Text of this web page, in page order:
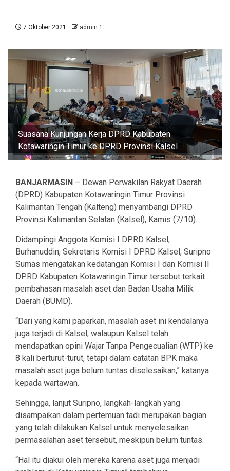
7 Oktober 2021 admin 1
Suasana Kunjungan Kerja DPRD Kabupaten
Kotawaringin Timur ke DPRD Provinsi Kalsel
BANJARMASIN – Dewan Perwakilan Rakyat Daerah
(DPRD) Kabupaten Kotawaringin Timur Provinsi
Kalimantan Tengah (Kalteng) menyambangi DPRD
Provinsi Kalimantan Selatan (Kalsel), Kamis (7/10).
Didampingi Anggota Komisi I DPRD Kalsel,
Burhanuddin, Sekretaris Komisi I DPRD Kalsel, Suripno
Sumas mengatakan kedatangan Komisi I dan Komisi II
DPRD Kabupaten Kotawaringin Timur tersebut terkait
pembahasan masalah aset dan Badan Usaha Milik
Daerah (BUMD).
“Dari yang kami paparkan, masalah aset ini kendalanya
juga terjadi di Kalsel, walaupun Kalsel telah
mendapatkan opini Wajar Tanpa Pengecualian (WTP) ke
8 kali berturut-turut, tetapi dalam catatan BPK maka
masalah aset juga belum tuntas diselesaikan,” katanya
kepada wartawan.
Sehingga, lanjut Suripno, langkah-langkah yang
disampaikan dalam pertemuan tadi merupakan bagian
yang telah dilakukan Kalsel untuk menyelesaikan
permasalahan aset tersebut, meskipun belum tuntas.
“Hal itu diakui oleh mereka karena aset juga menjadi